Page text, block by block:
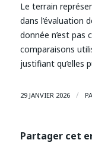
Le terrain
dans l’évaluation
donnée n’est pas
comparaisons
justifiant qu’elles
29 JANVIER 2026 /
Partager cet